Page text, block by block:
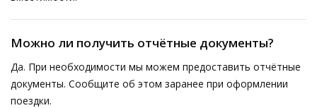
Можно ли получить отчётные документы?
Да. При необходимости мы можем предоставить отчётные
документы. Сообщите об этом заранее при оформлении
поездки.